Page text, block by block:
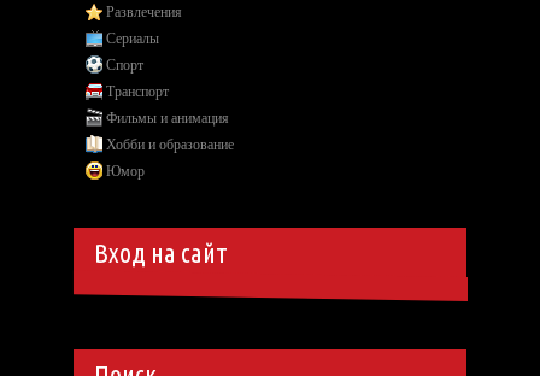
Развлечения
Сериалы
Спорт
Транспорт
Фильмы и анимация
Хобби и образование
Юмор
Вход на сайт